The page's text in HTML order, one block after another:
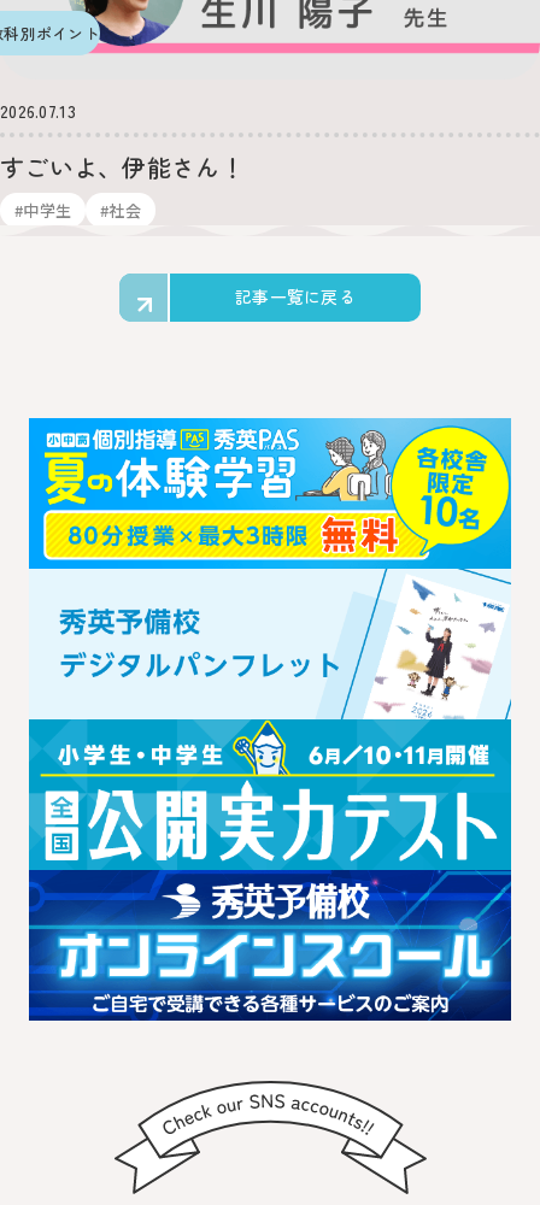
科別ポイント
2026.07.13
すごいよ、伊能さん！
#中学生 #社会
記事一覧に戻る